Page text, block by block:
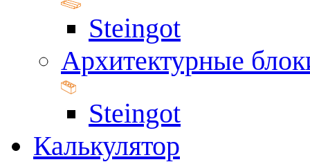
Steingot
Архитектурные
Steingot
Калькулятор